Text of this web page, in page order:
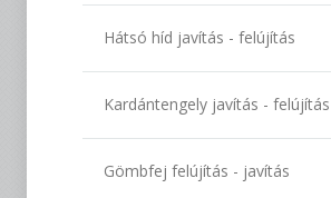
Hátsó híd javítás - felújítás
Kardántengely javítás - felújítás
Gömbfej felújítás - javítás